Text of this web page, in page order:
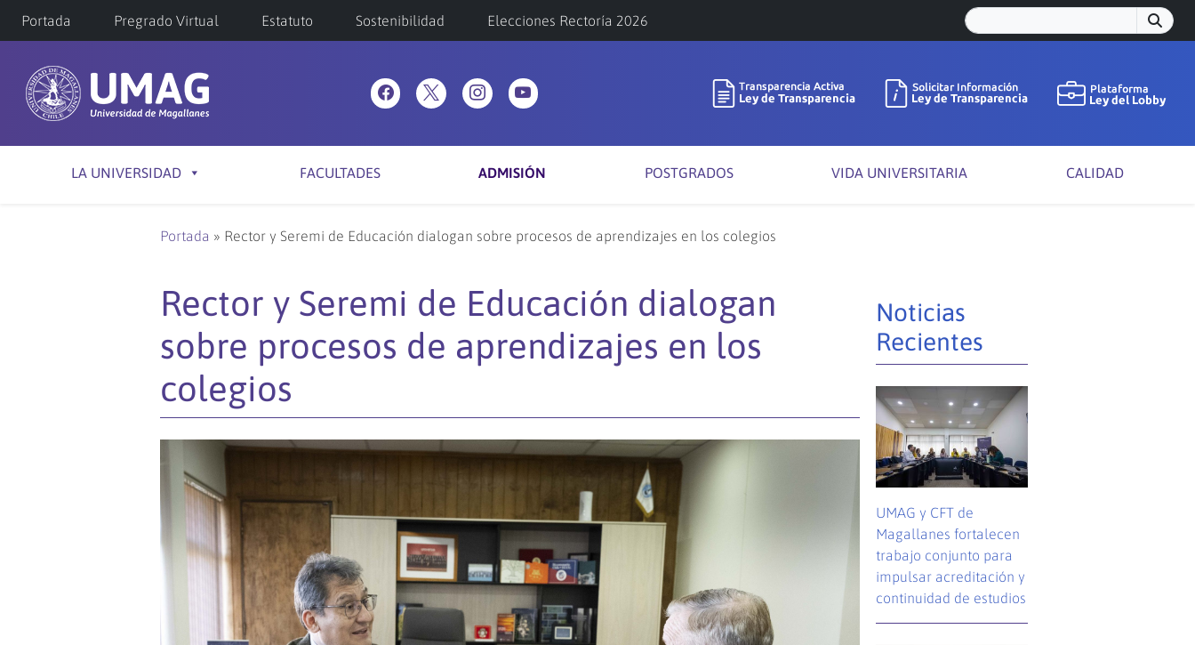
Portada Pregrado Virtual Estatuto Sostenibilidad Elecciones Rectoría 2026
LA UNIVERSIDAD FACULTADES ADMISIÓN POSTGRADOS VIDA UNIVERSITARIA CALIDAD
Portada » Rector y Seremi de Educación dialogan sobre procesos de aprendizajes en los colegios
Rector y Seremi de Educación dialogan
sobre procesos de aprendizajes en los
colegios
Noticias
Recientes
UMAG y CFT de
Magallanes fortalecen
trabajo conjunto para
impulsar acreditación y
continuidad de estudios